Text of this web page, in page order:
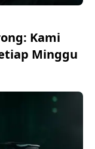
Kami
Minggu